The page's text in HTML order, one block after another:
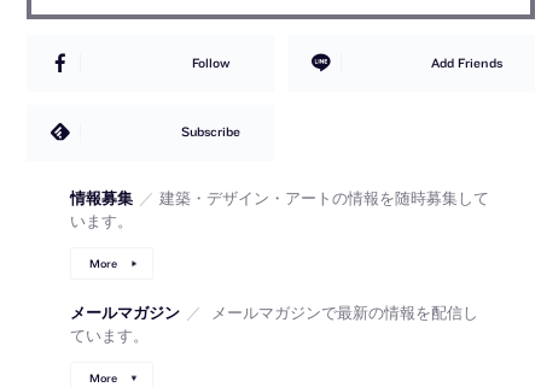
Follow Add Friends
Subscribe
情報募集 ／ 建築・デザイン・アートの情報を随時募集して
います。
More
メールマガジン ／
メールマガジンで最新の情報を配信し
ています。
More